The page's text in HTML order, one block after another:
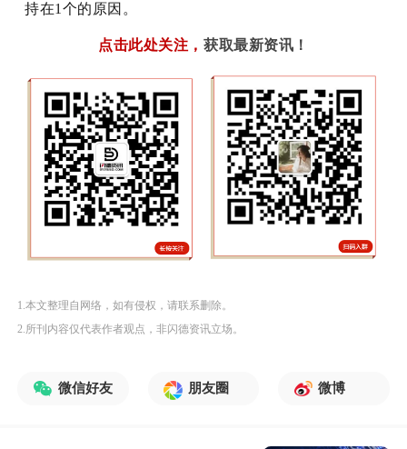
持在1个的原因。
点击此处关注 ， 获取最新资讯！
1.本文整理自网络，如有侵权，请联系删除。
2.所刊内容仅代表作者观点，非闪德资讯立场。
微信好友 朋友圈 微博